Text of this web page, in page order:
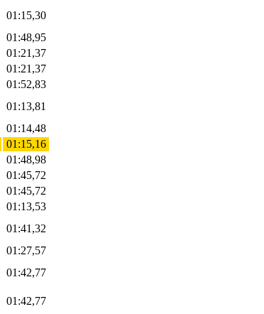
01:15,30
01:48,95
01:21,37
01:21,37
01:52,83
01:13,81
01:14,48
01:15,16
01:48,98
01:45,72
01:45,72
01:13,53
01:41,32
01:27,57
01:42,77
01:42,77